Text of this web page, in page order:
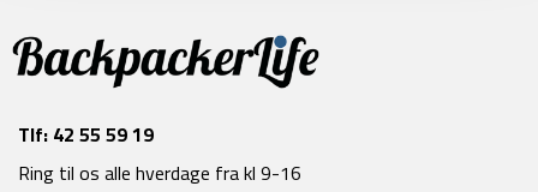
Tlf: 42 55 59 19
Ring til os alle hverdage fra kl 9-16